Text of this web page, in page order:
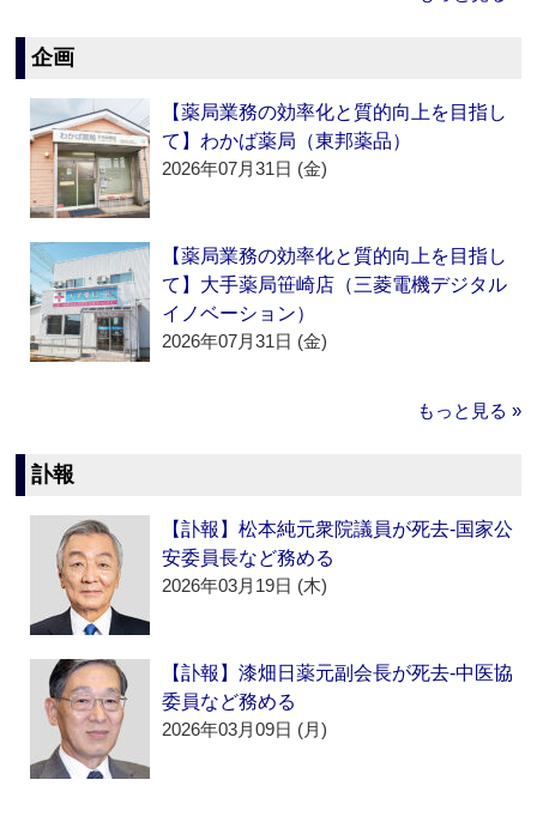
企画
【薬局業務の効率化と質的向上を目指し
て】わかば薬局（東邦薬品）
2026年07月31日 (金)
【薬局業務の効率化と質的向上を目指し
て】大手薬局笹崎店（三菱電機デジタル
イノベーション）
2026年07月31日 (金)
もっと見る »
訃報
【訃報】松本純元衆院議員が死去‐国家公
安委員長など務める
2026年03月19日 (木)
【訃報】漆畑日薬元副会長が死去‐中医協
委員など務める
2026年03月09日 (月)